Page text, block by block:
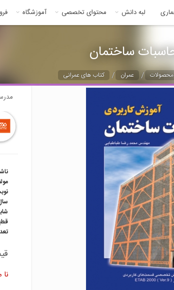
لبه دانش محتوای تخصصی آموزشگاه
ساختمان
/ عمران /
کتاب های عمرانی